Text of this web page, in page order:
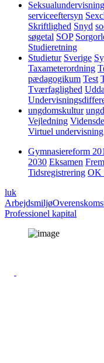
Seksualundervisning
serviceeftersyn
Skriftlighed Snyd
søgetal SOP
Studieretning
Studietur Sverige
Taxameterordning
pædagogikum Test
Tværfaglighed
ungdomskultur
Vejledning
Virtuel undervisning
Gymnasiereform
2030 Eksamen
Tidsregistrering OK
luk
Arbejdsmiljø
Professionel kapital